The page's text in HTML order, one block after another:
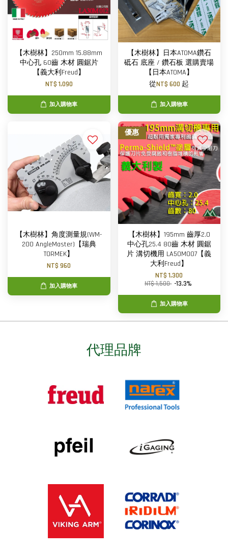
【木樹林】250mm 15.88mm
中心孔 60齒 木材 圓鋸片
【義大利Freud】
NT$ 1,090
加入購物車
【木樹林】日本ATOMA鑽石
砥石 底座 / 鑽石板 選購賣場
【日本ATOMA】
從NT$ 600 起
加入購物車
【木樹林】角度測量規(WM-
200 AngleMaster)【瑞典
TORMEK】
NT$ 960
加入購物車
優惠
【木樹林】195mm 齒厚2.0
中心孔25.4 80齒 木材 圓鋸
片 溝切機用 LA50M007【義
大利Freud】
NT$ 1,300
NT$ 1,500 -13.3%
加入購物車
代理品牌